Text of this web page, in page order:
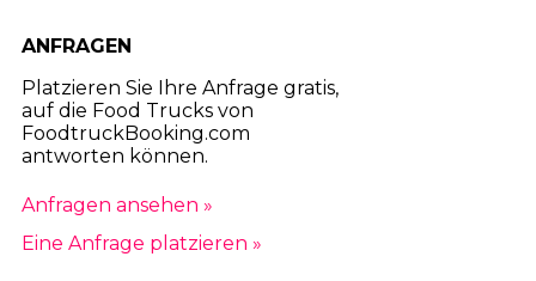
ANFRAGEN
Platzieren Sie Ihre Anfrage gratis,
auf die Food Trucks von
FoodtruckBooking.com
antworten können.
Anfragen ansehen »
Eine Anfrage platzieren »